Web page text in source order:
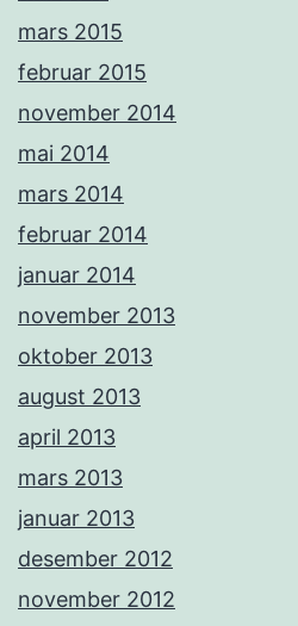
mars 2015
februar 2015
november 2014
mai 2014
mars 2014
februar 2014
januar 2014
november 2013
oktober 2013
august 2013
april 2013
mars 2013
januar 2013
desember 2012
november 2012